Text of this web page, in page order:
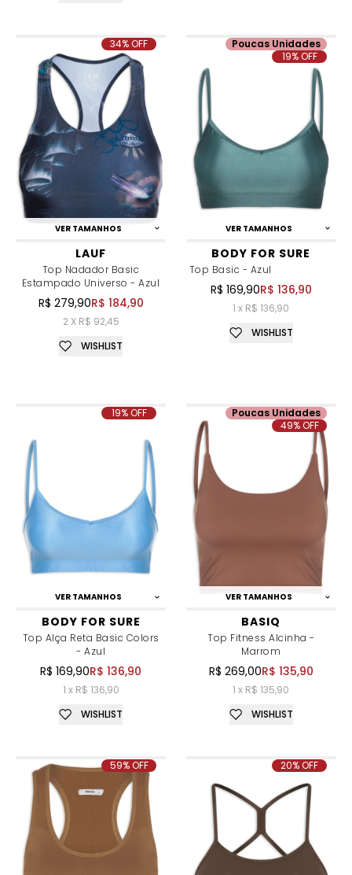
VER TAMANHOS
LAUF
Top Nadador Basic
Estampado Universo - Azul
R$ 279,90R$ 184,90
2 X R$ 92,45
34% OFF
WISHLIST
VER TAMANHOS
BODY FOR SURE
Top Basic - Azul
R$ 169,90R$ 136,90
1 x R$ 136,90
Poucas Unidades
19% OFF
WISHLIST
VER TAMANHOS
BODY FOR SURE
Top Alça Reta Basic Colors
- Azul
R$ 169,90R$ 136,90
1 x R$ 136,90
19% OFF
WISHLIST
VER TAMANHOS
BASIQ
Top Fitness Alcinha -
Marrom
R$ 269,00R$ 135,90
1 x R$ 135,90
Poucas Unidades
49% OFF
WISHLIST
59% OFF 20% OFF